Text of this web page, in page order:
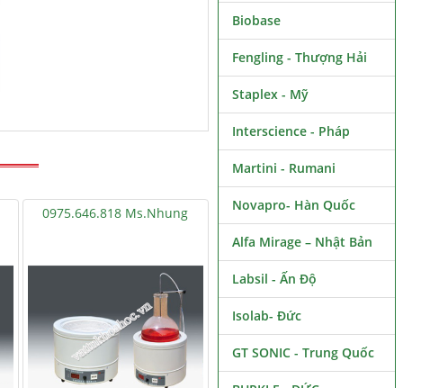
0975.646.818 Ms.Nhung
Biobase
Fengling - Thượng Hải
Staplex - Mỹ
Interscience - Pháp
Martini - Rumani
Novapro- Hàn Quốc
Alfa Mirage – Nhật Bản
Labsil - Ấn Độ
Isolab- Đức
GT SONIC - Trung Quốc